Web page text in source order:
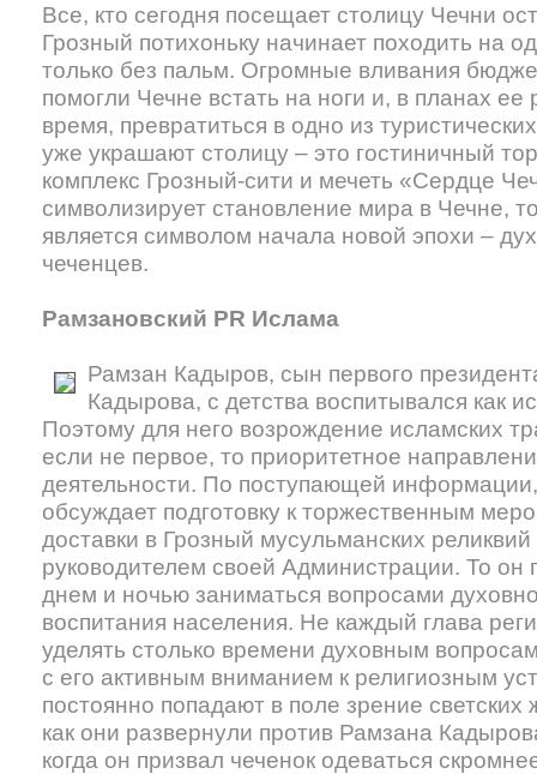
Все, кто сегодня посещает столицу Чечни
Грозный потихоньку начинает походить на
только без пальм. Огромные вливания
помогли Чечне встать на ноги и, в планах
время, превратиться в одно из
уже украшают столицу – это гостиничный
комплекс Грозный-сити и мечеть «Сердце
символизирует становление мира в Чечне,
является символом начала новой эпохи –
чеченцев.
Рамзановский PR Ислама
Рамзан Кадыров, сын первого
Кадырова, с детства воспитывался как
Поэтому для него возрождение исламских
если не первое, то приоритетное
деятельности. По поступающей
обсуждает подготовку к торжественным
доставки в Грозный мусульманских
руководителем своей Администрации. То он
днем и ночью заниматься вопросами
воспитания населения. Не каждый глава
уделять столько времени духовным
с его активным вниманием к религиозным
постоянно попадают в поле зрение
как они развернули против Рамзана
когда он призвал чеченок одеваться